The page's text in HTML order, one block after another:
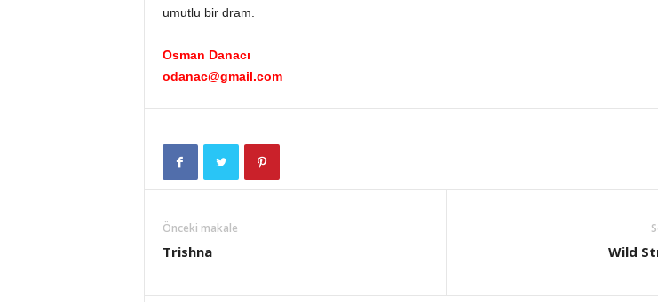
umutlu bir dram.
Osman Danacı
odanac@gmail.com
Önceki makale
Trishna Wild